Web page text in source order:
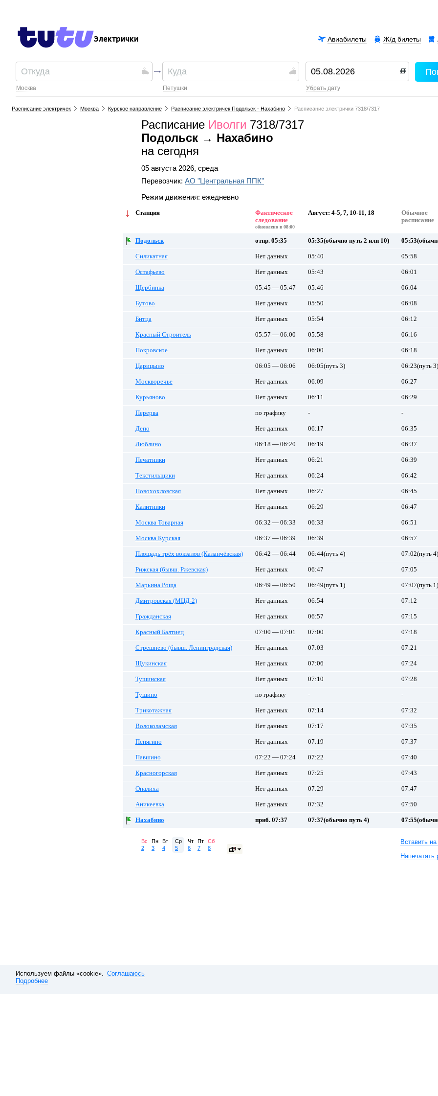
Электрички Ж/д билеты
Авиабилеты
Москва Петушки убрать дату
Расписание электричек Москва Курское направление Расписание электричек Подольск - Нахабино Расписание электрички 7318/7317
Расписание Иволги 7318/7317
Подольск → Нахабино
на сегодня
05 августа 2026, среда
Перевозчик: АО "Центральная ППК"
Режим движения: ежедневно
Станция
Фактическое
следование
обновлено в 08:00
Август: 4-5, 7, 10-11, 18
Обычное
расписание
Подольск отпр. 05:35 05:35(обычно путь 2 или 10)
Силикатная Нет данных 05:40 05:58
Остафьево Нет данных 05:43 06:01
Щербинка 05:45 — 05:47 05:46 06:04
Бутово Нет данных 05:50 06:08
Битца Нет данных 05:54 06:12
Красный Строитель 05:57 — 06:00 05:58 06:16
Покровское Нет данных 06:00 06:18
Царицыно 06:05 — 06:06 06:05(путь 3) 06:23(путь 3)
Москворечье Нет данных 06:09 06:27
Курьяново Нет данных 06:11 06:29
Перерва по графику - -
Депо Нет данных 06:17 06:35
Люблино 06:18 — 06:20 06:19 06:37
Печатники Нет данных 06:21 06:39
Текстильщики Нет данных 06:24 06:42
Новохохловская Нет данных 06:27 06:45
Калитники Нет данных 06:29 06:47
Москва Товарная 06:32 — 06:33 06:33 06:51
Москва Курская 06:37 — 06:39 06:39 06:57
Площадь трёх вокзалов (Каланчёвская) 06:42 — 06:44 06:44(путь 4) 07:02(путь 4)
Рижская (бывш. Ржевская) Нет данных 06:47 07:05
Марьина Роща 06:49 — 06:50 06:49(путь 1) 07:07(путь 1)
Дмитровская (МЦД-2) Нет данных 06:54 07:12
Гражданская Нет данных 06:57 07:15
Красный Балтиец 07:00 — 07:01 07:00 07:18
Стрешнево (бывш. Ленинградская) Нет данных 07:03 07:21
Щукинская Нет данных 07:06 07:24
Тушинская Нет данных 07:10 07:28
Тушино по графику - -
Трикотажная Нет данных 07:14 07:32
Волоколамская Нет данных 07:17 07:35
Пенягино Нет данных 07:19 07:37
Павшино 07:22 — 07:24 07:22 07:40
Красногорская Нет данных 07:25 07:43
Опалиха Нет данных 07:29 07:47
Аникеевка Нет данных 07:32 07:50
Нахабино приб. 07:37 07:37(обычно путь 4)
Вс
2
Пн
3
Вт
4
Ср
5
Чт
6
Пт
7
Сб
8
Вставить
Напечатать
Используем файлы «cookie». Соглашаюсь
Подробнее